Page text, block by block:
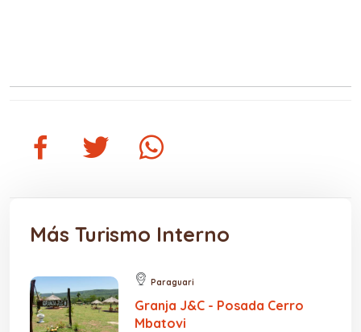
Más Turismo Interno
Paraguari
Granja J&C - Posada Cerro
Mbatovi